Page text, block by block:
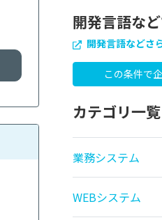
開発言語な
開発言語などさ
カテゴリ一覧
業務システム
WEBシステム